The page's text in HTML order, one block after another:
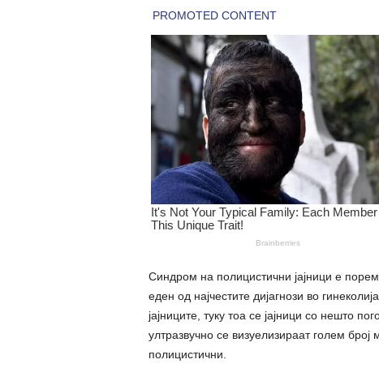
Синдром на полицистични јајници е
еден од најчестите дијагнози во
јајниците, туку тоа се јајници со нешто
ултразвучно се визуелизираат голем
полицистични.